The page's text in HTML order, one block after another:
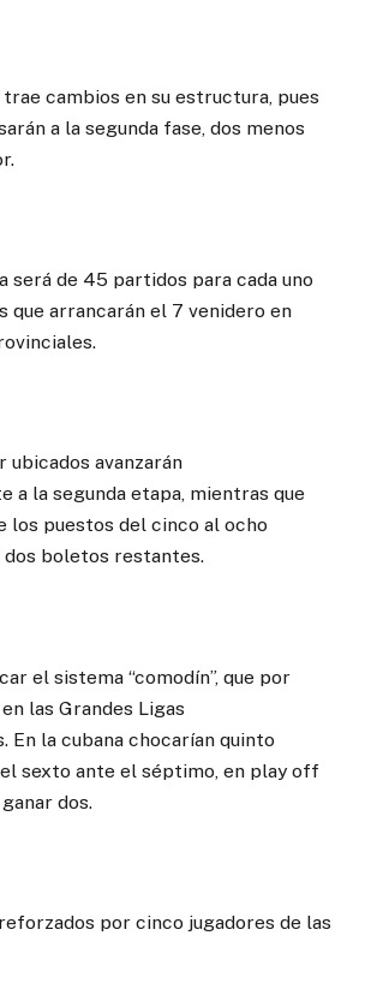
cambios en su estructura, pues
a la segunda fase, dos menos
será de 45 partidos para cada uno
que arrancarán el 7 venidero en
ubicados avanzarán
a la segunda etapa, mientras que
los puestos del cinco al ocho
dos boletos restantes.
el sistema “comodín”, que por
las Grandes Ligas
En la cubana chocarían quinto
sexto ante el séptimo, en play off
dos.
por cinco jugadores de las